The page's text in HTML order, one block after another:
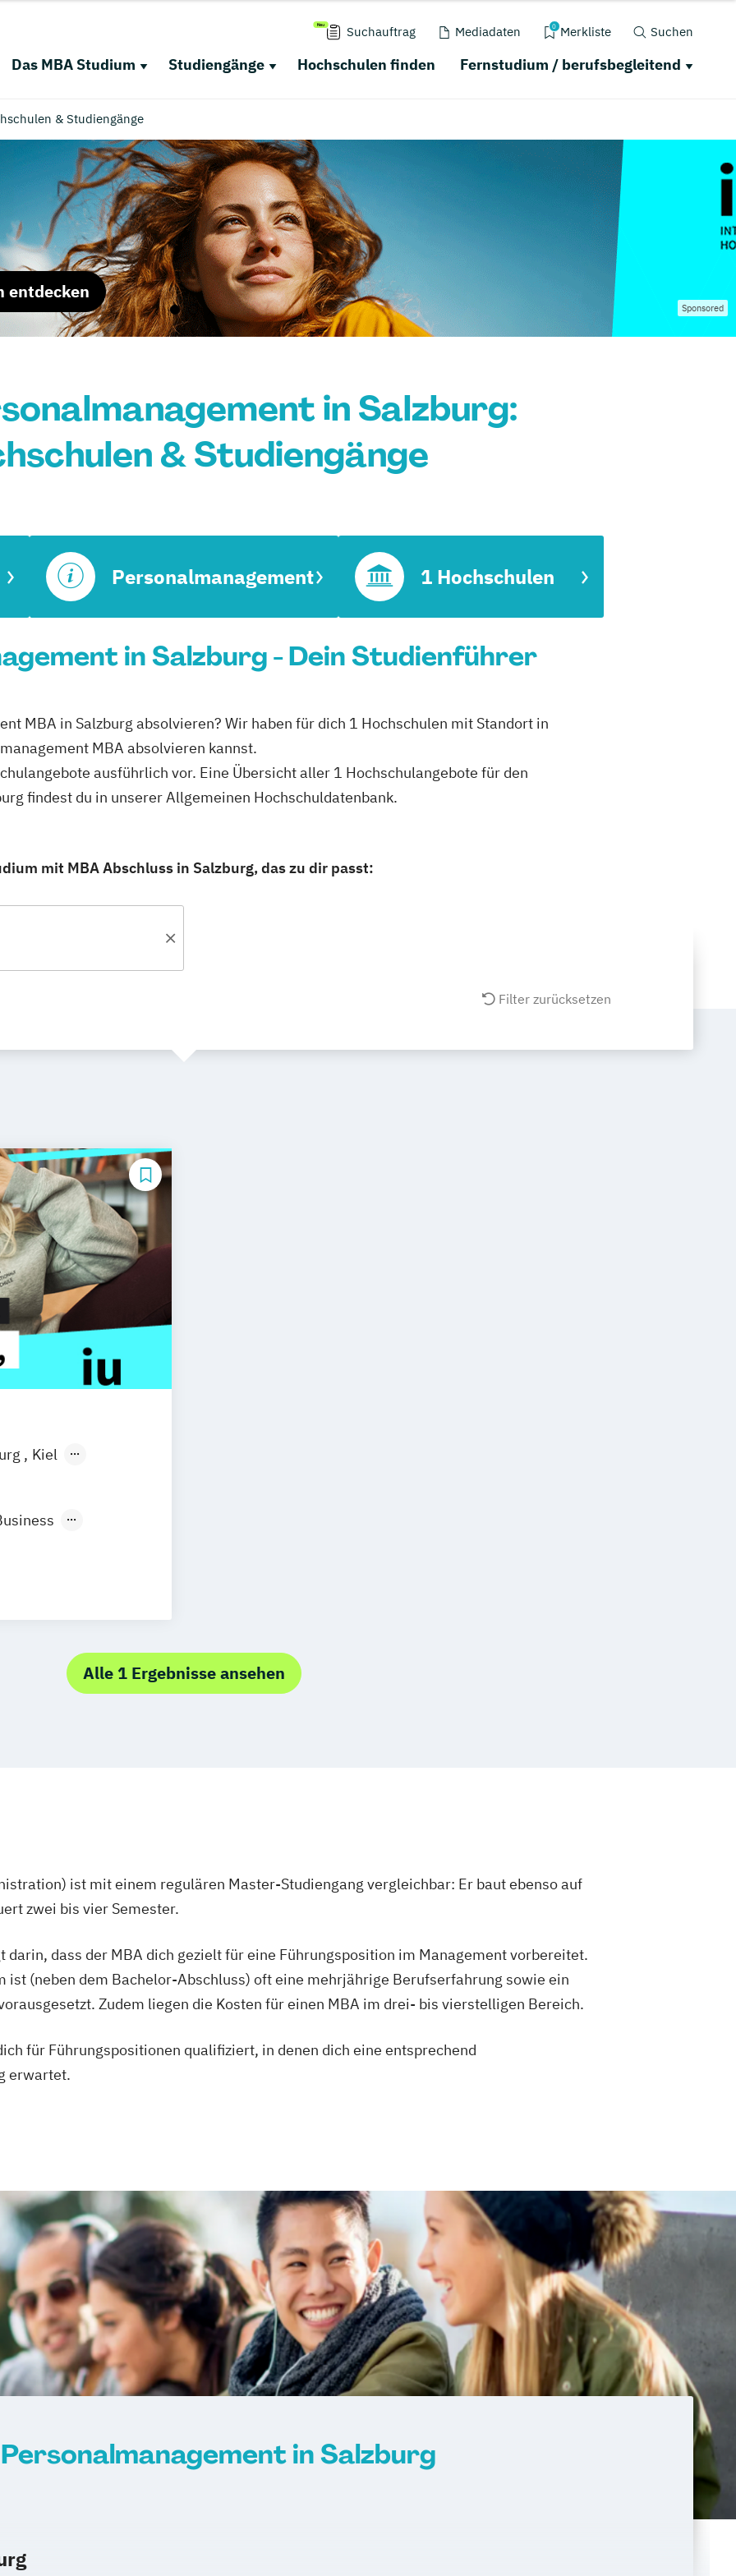
Suchauftrag Mediadaten 0 Merkliste Suchen
Das MBA Studium Studiengänge Hochschulen finden Fernstudium / berufsbegleitend
& Studiengänge
entdecken
Sponsored
in Salzburg:
& Studiengänge
Personalmanagement 1 Hochschulen
in Salzburg - Dein Studienführer
MBA in Salzburg absolvieren? Wir haben für dich 1 Hochschulen mit Standort in
MBA absolvieren kannst.
ausführlich vor. Eine Übersicht aller 1 Hochschulangebote für den
findest du in unserer Allgemeinen Hochschuldatenbank.
mit MBA Abschluss in Salzburg, das zu dir passt:
Filter zurücksetzen
Kiel
Neu-Ulm
Alle 1 Ergebnisse ansehen
ist mit einem regulären Master-Studiengang vergleichbar: Er baut ebenso auf
zwei bis vier Semester.
darin, dass der MBA dich gezielt für eine Führungsposition im Management vorbereitet.
ist (neben dem Bachelor-Abschluss) oft eine mehrjährige Berufserfahrung sowie ein
Zudem liegen die Kosten für einen MBA im drei- bis vierstelligen Bereich.
für Führungspositionen qualifiziert, in denen dich eine entsprechend
erwartet.
in Salzburg